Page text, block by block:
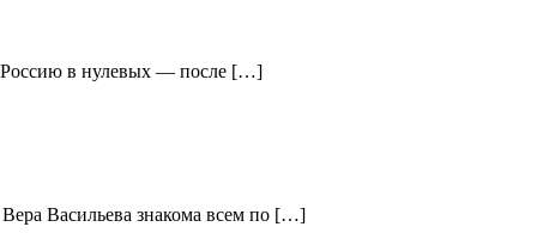
Россию в нулевых — после […]
Васильева знакома всем по […]